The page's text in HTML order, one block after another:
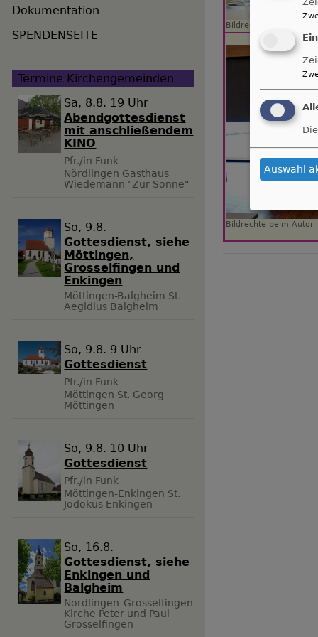
Dokumentation
SPENDENSEITE
Termine Kirchengemeinden
Sa, 8.8. 19 Uhr
Abendgottesdienst
mit anschließendem
KINO
Pfr./in Funk
Nördlingen Gasthaus
Wiedemann "Zur Sonne"
So, 9.8.
Gottesdienst, siehe
Möttingen,
Grosselfingen und
Enkingen
Möttingen-Balgheim St.
Aegidius Balgheim
So, 9.8. 9 Uhr
Gottesdienst
Pfr./in Funk
Möttingen St. Georg
Möttingen
So, 9.8. 10 Uhr
Gottesdienst
Pfr./in Funk
Möttingen-Enkingen St.
Jodokus Enkingen
So, 16.8.
Gottesdienst, siehe
Enkingen und
Balgheim
Nördlingen-Grosselfingen
Kirche Peter und Paul
Grosselfingen
Bildrechte
Bildrechte beim Autor
Auswahl